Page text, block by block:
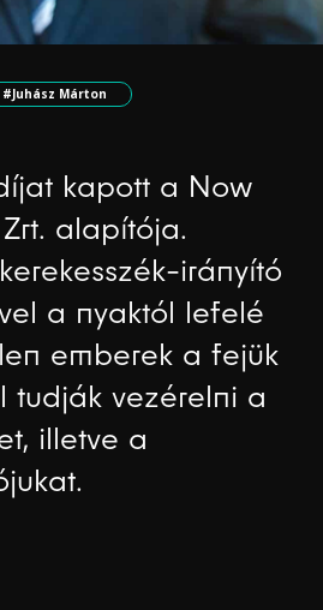
#Juhász Márton
kapott a Now
alapítója.
irányító
a nyaktól lefelé
emberek a fejük
tudják vezérelni a
illetve a